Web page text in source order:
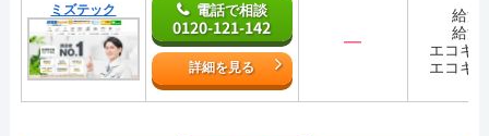
ミズテック 電話で相談
0120-121-142
詳細を見る
―
給湯
給湯
エコキ
エコキ